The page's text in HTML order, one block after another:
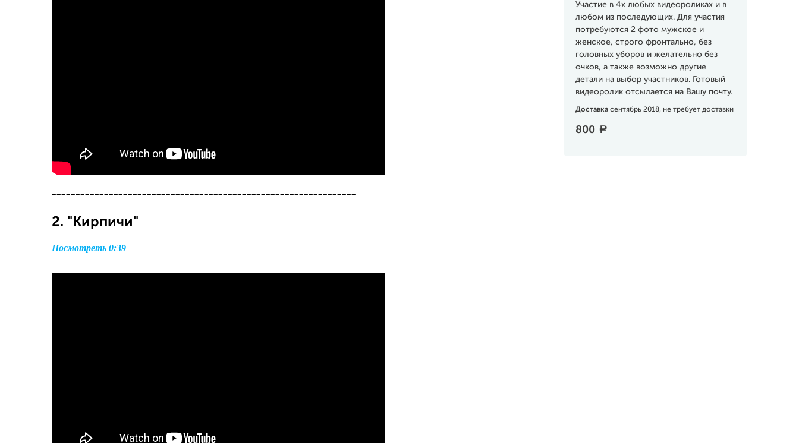
Участие в 4х любых видеороликах и в
любом из последующих. Для участия
потребуются 2 фото мужское и
женское, строго фронтально, без
головных уборов и желательно без
очков, а также возможно другие
детали на выбор участников. Готовый
видеоролик отсылается на Вашу почту.
Доставка сентябрь 2018, не требует доставки
800 a
----------------------------------------------------------------
2. "Кирпичи"
Посмотреть 0:39